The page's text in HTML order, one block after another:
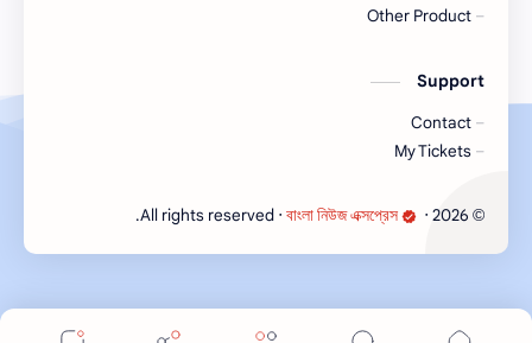
Other Product
Support
Contact
My Tickets
©
2026
‧
বাংলা নিউজ এক্সপ্রেস
‧ All rights reserved.